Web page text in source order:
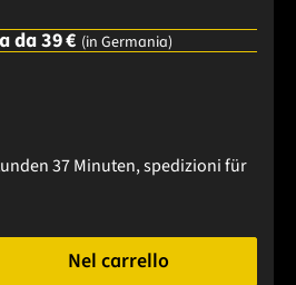
da 39 € (in Germania)
37 Minuten, spedizionifür
inserisci la quantità desiderata o
Nel carrello